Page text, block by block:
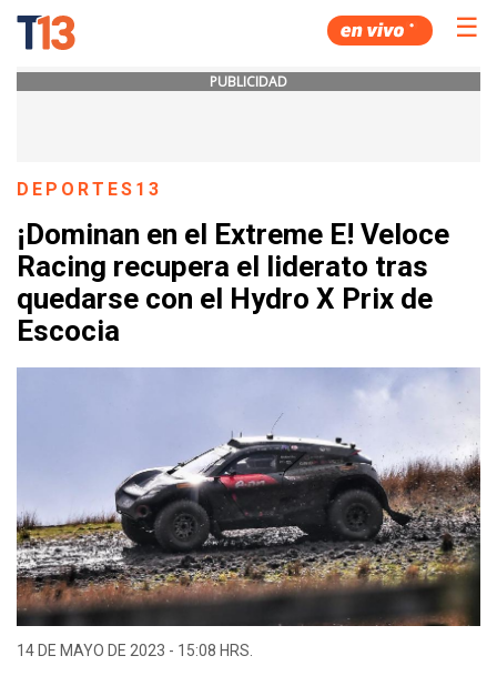
☰
PUBLICIDAD
DEPORTES13
¡Dominan en el Extreme E! Veloce
Racing recupera el liderato tras
quedarse con el Hydro X Prix de
Escocia
14 DE MAYO DE 2023 - 15:08 HRS.